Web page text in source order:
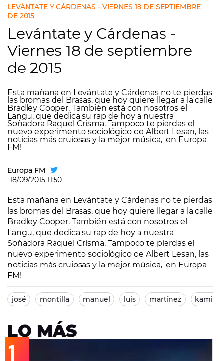
LEVÁNTATE Y CÁRDENAS - VIERNES 18 DE SEPTIEMBRE
DE 2015
Levántate y Cárdenas -
Viernes 18 de septiembre
de 2015
Esta mañana en Levántate y Cárdenas no te pierdas
las bromas del Brasas, que hoy quiere llegar a la calle
Bradley Cooper. También está con nosotros el
Langu, que dedica su rap de hoy a nuestra
Soñadora Raquel Crisma. Tampoco te pierdas el
nuevo experimento sociológico de Albert Lesan, las
noticias más cruiosas y la mejor música, ¡en Europa
FM!
Europa FM
18/09/2015 11:50
Esta mañana en Levántate y Cárdenas no te pierdas
las bromas del Brasas, que hoy quiere llegar a la calle
Bradley Cooper. También está con nosotros el
Langu, que dedica su rap de hoy a nuestra
Soñadora Raquel Crisma. Tampoco te pierdas el
nuevo experimento sociológico de Albert Lesan, las
noticias más cruiosas y la mejor música, ¡en Europa
FM!
josé montilla manuel luis martínez
LO MÁS